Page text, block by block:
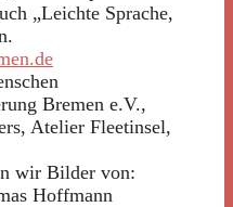
„Leichte Sprache,
Bremen e.V.,
Atelier Fleetinsel,
wir Bilder von:
Hoffmann